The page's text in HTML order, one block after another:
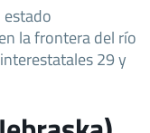
estado
la frontera del río
29 y